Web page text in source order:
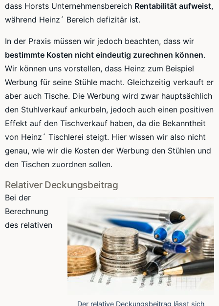
dass Horsts Unternehmensbereich Rentabilität aufweist,
während Heinz´ Bereich defizitär ist.
In der Praxis müssen wir jedoch beachten, dass wir
bestimmte Kosten nicht eindeutig zurechnen können.
Wir können uns vorstellen, dass Heinz zum Beispiel
Werbung für seine Stühle macht. Gleichzeitig verkauft er
aber auch Tische. Die Werbung wird zwar hauptsächlich
den Stuhlverkauf ankurbeln, jedoch auch einen positiven
Effekt auf den Tischverkauf haben, da die Bekanntheit
von Heinz´ Tischlerei steigt. Hier wissen wir also nicht
genau, wie wir die Kosten der Werbung den Stühlen und
den Tischen zuordnen sollen.
Relativer Deckungsbeitrag
Der relative Deckungsbeitrag lässt sich
Bei der
Berechnung
des relativen